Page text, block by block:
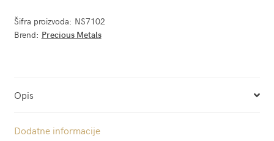
Šifra proizvoda: NS7102
Brend: Precious Metals
Opis
Dodatne informacije